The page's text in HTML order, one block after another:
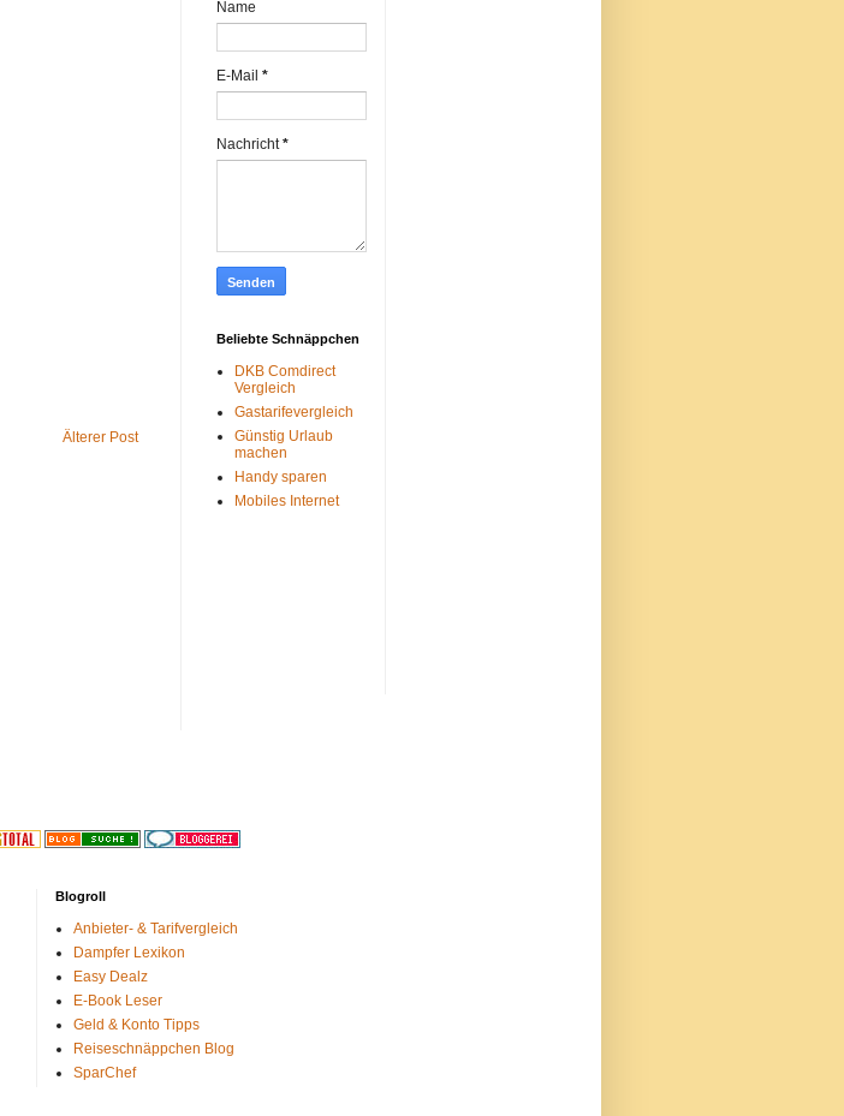
Älterer Post
Name
E-Mail *
Nachricht*
Beliebte Schnäppchen
DKB Comdirect
Vergleich
Gastarifevergleich
Günstig Urlaub
machen
Handy sparen
Mobiles Internet
Blogroll
Anbieter- & Tarifvergleich
Dampfer Lexikon
Easy Dealz
E-Book Leser
Geld & Konto Tipps
Reiseschnäppchen Blog
SparChef